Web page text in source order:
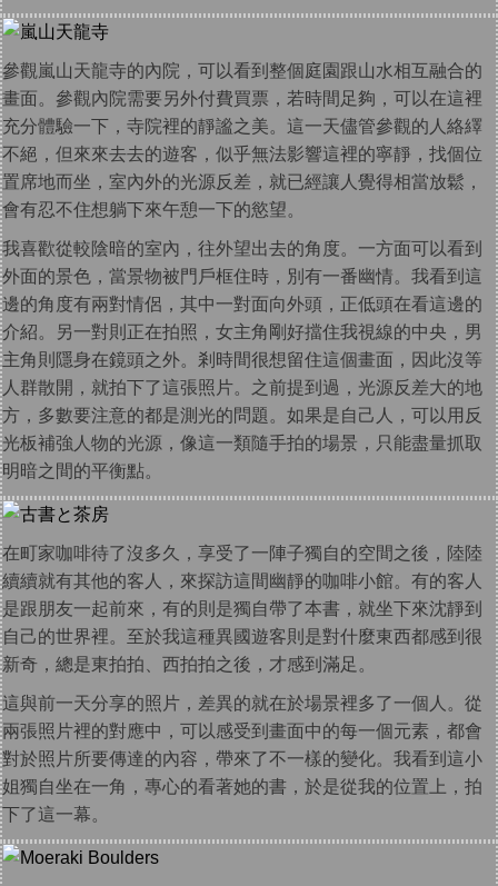
參觀嵐山天龍寺的內院，可以看到整個庭園跟山水相互融合的
畫面。參觀內院需要另外付費買票，若時間足夠，可以在這裡
充分體驗一下，寺院裡的靜謐之美。這一天儘管參觀的人絡繹
不絕，但來來去去的遊客，似乎無法影響這裡的寧靜，找個位
置席地而坐，室內外的光源反差，就已經讓人覺得相當放鬆，
會有忍不住想躺下來午憩一下的慾望。
我喜歡從較陰暗的室內，往外望出去的角度。一方面可以看到
外面的景色，當景物被門戶框住時，別有一番幽情。我看到這
邊的角度有兩對情侶，其中一對面向外頭，正低頭在看這邊的
介紹。另一對則正在拍照，女主角剛好擋住我視線的中央，男
主角則隱身在鏡頭之外。剎時間很想留住這個畫面，因此沒等
人群散開，就拍下了這張照片。之前提到過，光源反差大的地
方，多數要注意的都是測光的問題。如果是自己人，可以用反
光板補強人物的光源，像這一類隨手拍的場景，只能盡量抓取
明暗之間的平衡點。
在町家咖啡待了沒多久，享受了一陣子獨自的空間之後，陸陸
續續就有其他的客人，來探訪這間幽靜的咖啡小館。有的客人
是跟朋友一起前來，有的則是獨自帶了本書，就坐下來沈靜到
自己的世界裡。至於我這種異國遊客則是對什麼東西都感到很
新奇，總是東拍拍、西拍拍之後，才感到滿足。
這與前一天分享的照片，差異的就在於場景裡多了一個人。從
兩張照片裡的對應中，可以感受到畫面中的每一個元素，都會
對於照片所要傳達的內容，帶來了不一樣的變化。我看到這小
姐獨自坐在一角，專心的看著她的書，於是從我的位置上，拍
下了這一幕。